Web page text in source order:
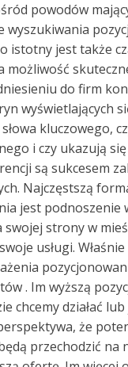
powodów
wyszukiwania
istotny jest także
możliwość
do firm
wyświetlających
kluczowego,
i czy ukazują
są sukcesem
Najczęstszą
jest podnoszenie
swojej strony w
usługi.
. Im wyższą
chcemy działać lub
że
przechodzić na